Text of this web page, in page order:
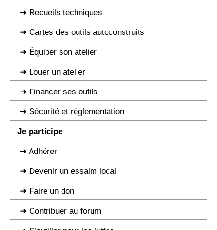
Recueils techniques
Cartes des outils autoconstruits
Équiper son atelier
Louer un atelier
Financer ses outils
Sécurité et règlementation
Je participe
Adhérer
Devenir un essaim local
Faire un don
Contribuer au forum